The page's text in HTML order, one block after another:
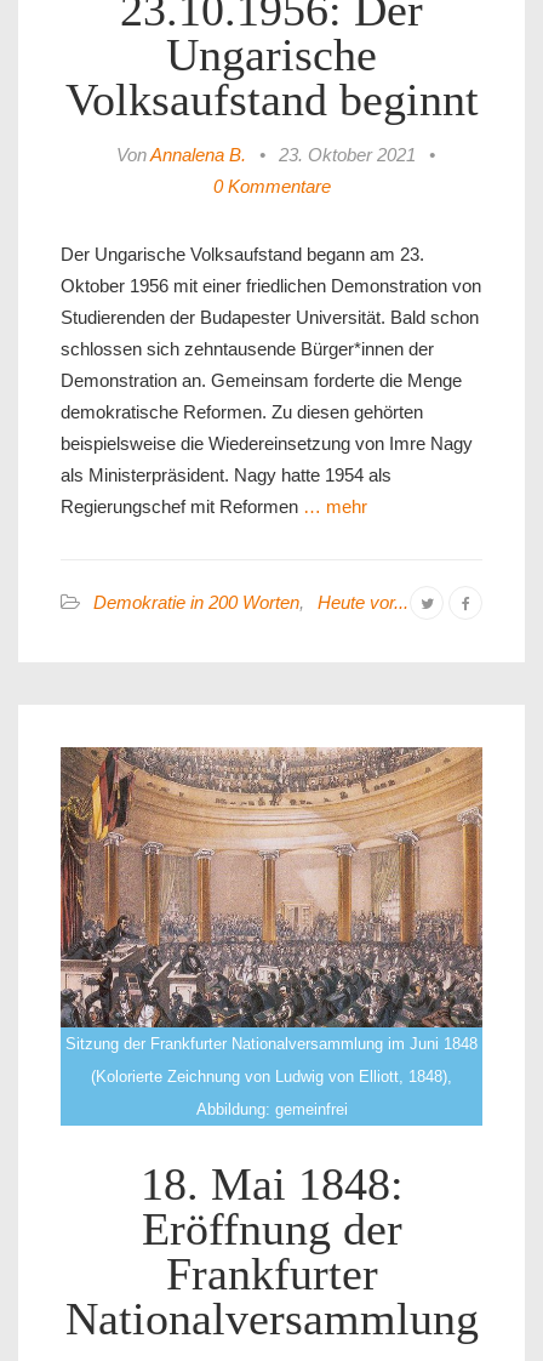
23.10.1956: Der
Ungarische
Volksaufstand beginnt
VonAnnalena B. • 23. Oktober 2021
•
0 Kommentare
Der Ungarische Volksaufstand begann am 23.
Oktober 1956 mit einer friedlichen Demonstration von
Studierenden der Budapester Universität. Bald schon
schlossen sich zehntausende Bürger*innen der
Demonstration an. Gemeinsam forderte die Menge
demokratische Reformen. Zu diesen gehörten
beispielsweise die Wiedereinsetzung von Imre Nagy
als Ministerpräsident. Nagy hatte 1954 als
Regierungschef mit Reformen … mehr
Demokratie in 200 Worten, Heute vor...
Sitzung der Frankfurter Nationalversammlung im Juni 1848
(Kolorierte Zeichnung von Ludwig von Elliott, 1848),
Abbildung: gemeinfrei
18. Mai 1848:
Eröffnung der
Frankfurter
Nationalversammlung